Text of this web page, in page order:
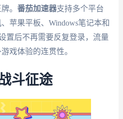
。 番茄加速器支持多个平台
苹果平板、Windows笔记本和
置后不再需要反复登录，流量
戏体验的连贯性。
斗征途